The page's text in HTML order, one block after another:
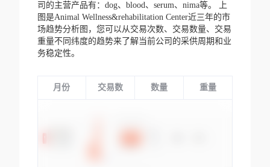
司的主营产品有：dog、blood、serum、nima等。
上
图是Animal Wellness&rehabilitation Center近三年的市
场趋势分析图，您可以从交易次数、交易数量、交易
重量不同纬度的趋势来了解当前公司的采供周期和业
务稳定性。
月份 交易数 数量 重量